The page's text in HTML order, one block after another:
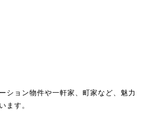
ション物件や一軒家、町家など、魅力
ます。